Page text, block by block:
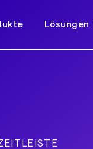
Lösungen